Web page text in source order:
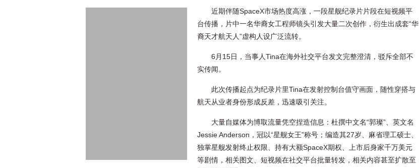
近期伴随SpaceX市场热度高涨，一段星舰纪录片片段在短视频平
台传播，片中一名华裔女工程师镜头引发大量二次创作，衍生出成套“华
裔天才航天人”虚构人设广泛流转。
6月15日，当事人Tina在海外社交平台发文完整澄清，驳斥全部不
实传闻。
此次传播起点为纪录片里Tina在发射控制台值守画面，随性穿搭与
航天从业者身份形成反差，迅速吸引关注。
大量自媒体为博取流量凭空捏造信息：杜撰中文名“郭璨”、英文名
Jessie Anderson，冠以“星舰女王”称号；编造其27岁、麻省理工硕士、
独掌星舰发射终止权限、持有大额SpaceX期权、上市后身家千万美元
等剧情，相关图文、短视频在社交平台批量转发，相关内容甚至扩散至